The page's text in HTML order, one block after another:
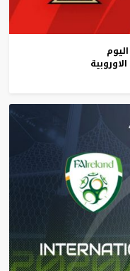
اليوم
الاوروبية